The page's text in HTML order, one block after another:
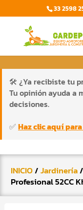
33 2598
🛠️ ¿Ya recibiste tu
Tu opinión ayuda a
decisiones.
✅ Haz clic aquí
INICIO/Jardinería/
Profesional 52CC